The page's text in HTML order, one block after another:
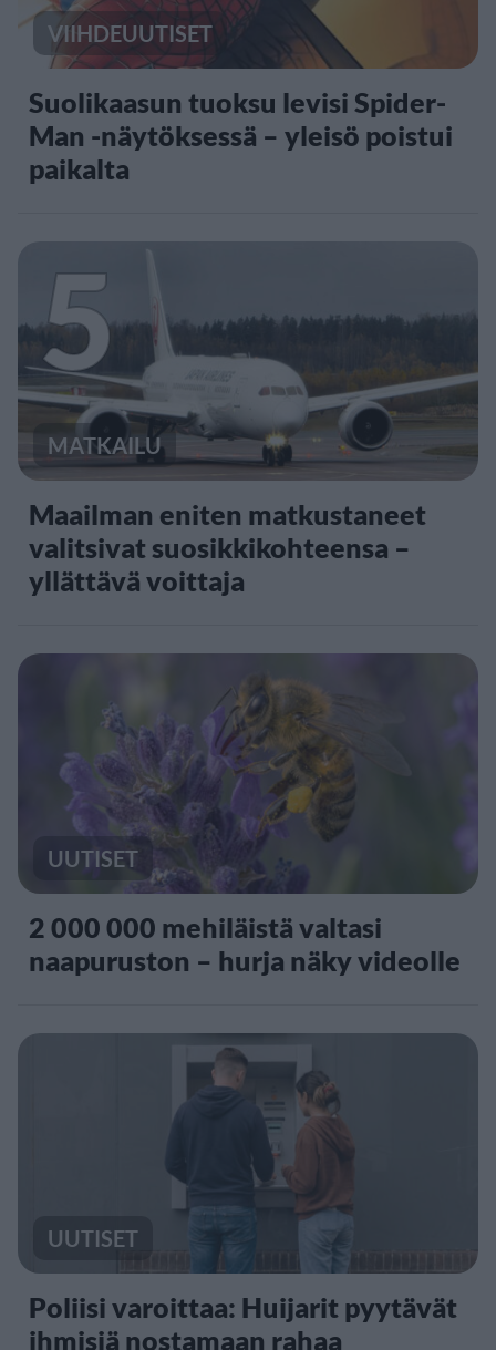
VIIHDEUUTISET
Suolikaasun tuoksu levisi Spider-
Man -näytöksessä – yleisö poistui
paikalta
5
MATKAILU
Maailman eniten matkustaneet
valitsivat suosikkikohteensa –
yllättävä voittaja
UUTISET
2 000 000 mehiläistä valtasi
naapuruston – hurja näky videolle
UUTISET
Poliisi varoittaa: Huijarit pyytävät
ihmisiä nostamaan rahaa